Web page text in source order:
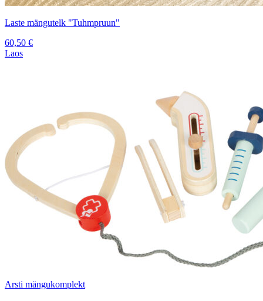
Laste mängutelk "Tuhmpruun"
60,50 €
Laos
Arsti mängukomplekt